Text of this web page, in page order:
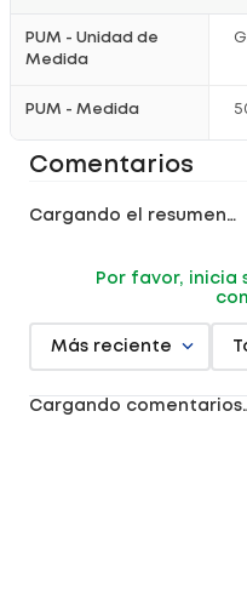
PUM - Unidad de
Medida
PUM - Medida
Comentarios
Cargando el resumen…
Por favor, inicia
Más reciente
Cargando